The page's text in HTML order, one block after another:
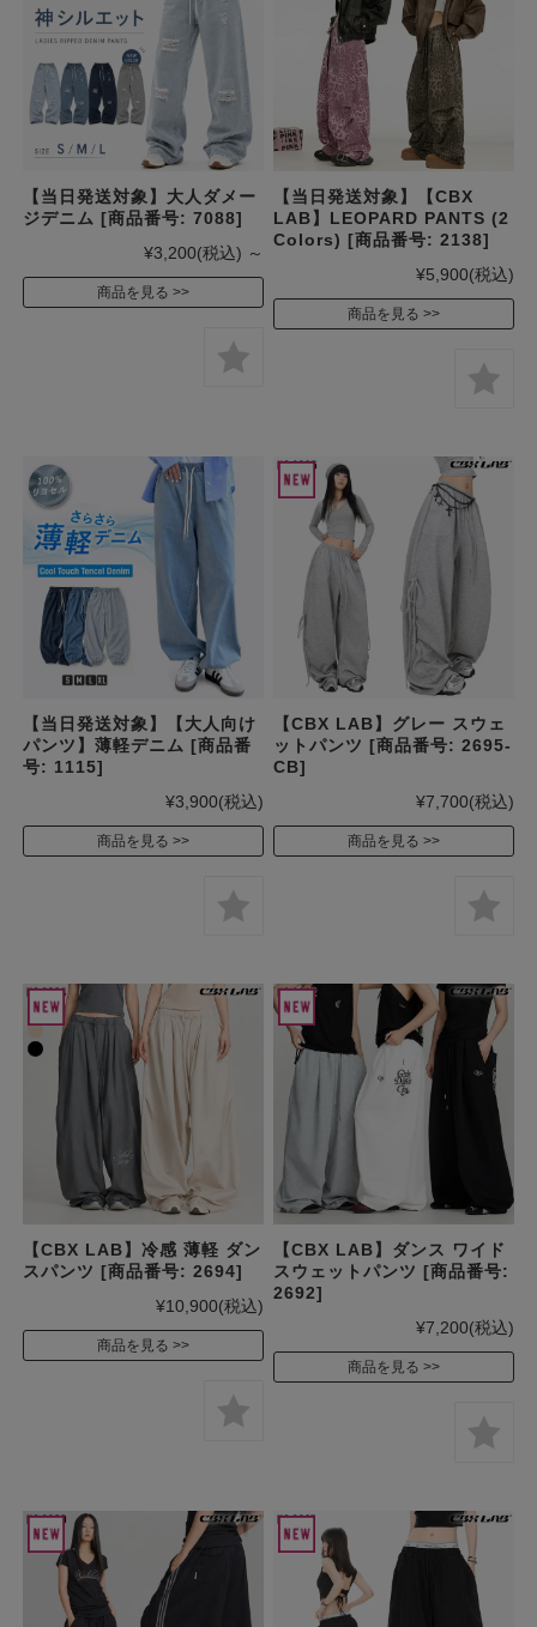
【当日発送対象】大人ダメー
ジデニム [商品番号: 7088]
¥3,200(税込) ～
商品を見る
【当日発送対象】【CBX
LAB】LEOPARD PANTS (2
Colors) [商品番号: 2138]
¥5,900(税込)
商品を見る
【当日発送対象】【大人向け
パンツ】薄軽デニム [商品番
号: 1115]
¥3,900(税込)
商品を見る
【CBX LAB】グレー スウェ
ットパンツ [商品番号: 2695-
CB]
¥7,700(税込)
商品を見る
【CBX LAB】冷感 薄軽 ダン
スパンツ [商品番号: 2694]
¥10,900(税込)
商品を見る
【CBX LAB】ダンス ワイド
スウェットパンツ [商品番号:
2692]
¥7,200(税込)
商品を見る